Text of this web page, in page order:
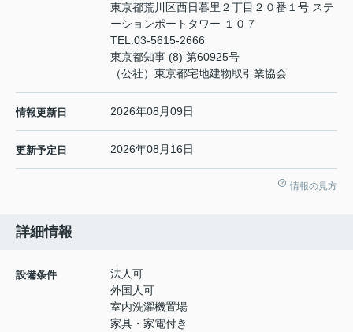
東京都荒川区西日暮里２丁目２０番１号 ステ
ーションポートタワー １０７
TEL:03-5615-2666
東京都知事 (8) 第60925号
（公社）東京都宅地建物取引業協会
情報更新日 2026年08月09日
更新予定日 2026年08月16日
情報の見方
詳細情報
設備条件
法人可
外国人可
室内洗濯機置場
家具・家電付き